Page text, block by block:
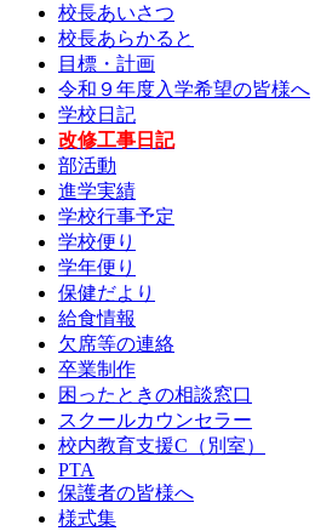
校長あいさつ
校長あらかると
目標・計画
令和９年度入学希望の皆様へ
学校日記
改修工事日記
部活動
進学実績
学校行事予定
学校便り
学年便り
保健だより
給食情報
欠席等の連絡
卒業制作
困ったときの相談窓口
スクールカウンセラー
校内教育支援C（別室）
PTA
保護者の皆様へ
様式集